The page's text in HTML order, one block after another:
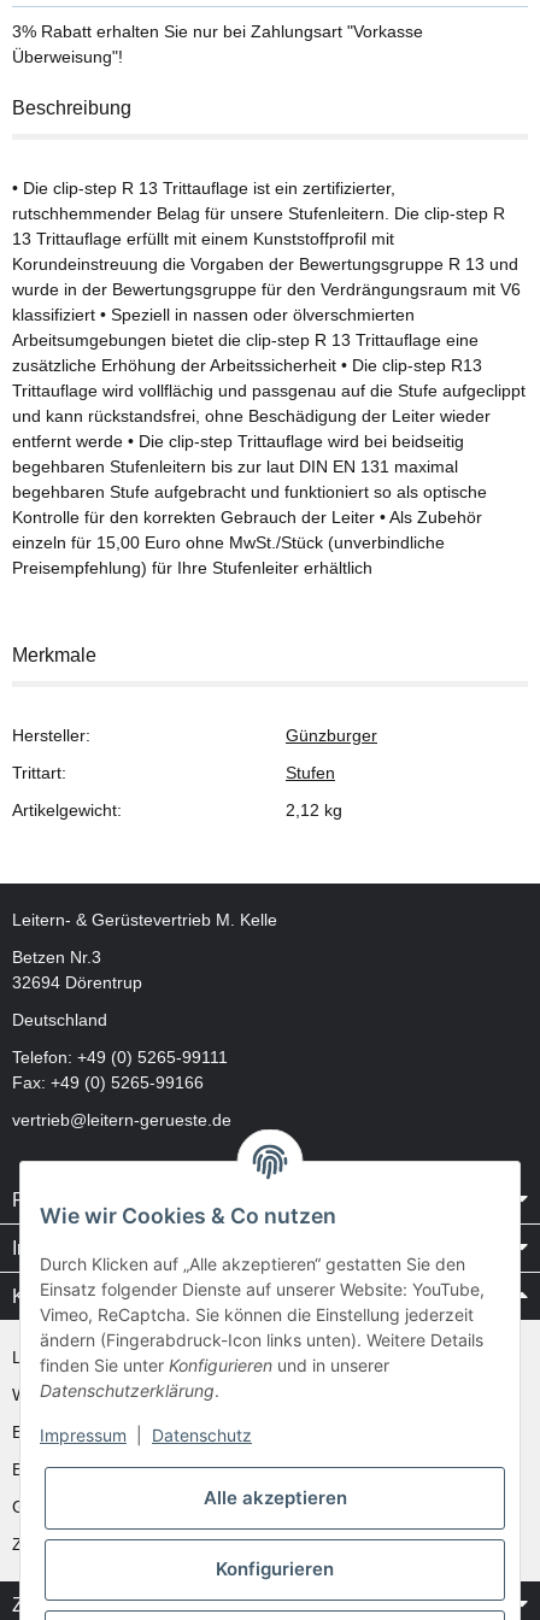
3% Rabatt erhalten Sie nur bei Zahlungsart "Vorkasse
Überweisung"!
Beschreibung
• Die clip-step R 13 Trittauflage ist ein zertifizierter,
rutschhemmender Belag für unsere Stufenleitern. Die clip-step R
13 Trittauflage erfüllt mit einem Kunststoffprofil mit
Korundeinstreuung die Vorgaben der Bewertungsgruppe R 13 und
wurde in der Bewertungsgruppe für den Verdrängungsraum mit V6
klassifiziert • Speziell in nassen oder ölverschmierten
Arbeitsumgebungen bietet die clip-step R 13 Trittauflage eine
zusätzliche Erhöhung der Arbeitssicherheit • Die clip-step R13
Trittauflage wird vollflächig und passgenau auf die Stufe aufgeclippt
und kann rückstandsfrei, ohne Beschädigung der Leiter wieder
entfernt werde • Die clip-step Trittauflage wird bei beidseitig
begehbaren Stufenleitern bis zur laut DIN EN 131 maximal
begehbaren Stufe aufgebracht und funktioniert so als optische
Kontrolle für den korrekten Gebrauch der Leiter • Als Zubehör
einzeln für 15,00 Euro ohne MwSt./Stück (unverbindliche
Preisempfehlung) für Ihre Stufenleiter erhältlich
Merkmale
Hersteller:
Günzburger
Trittart:
Stufen
Artikelgewicht:
2,12 kg
Leitern- & Gerüstevertrieb M. Kelle
Betzen Nr.3
32694 Dörentrup
Deutschland
Telefon: +49 (0) 5265-99111
Fax: +49 (0) 5265-99166
vertrieb@leitern-gerueste.de
Rechtliches
Informationen
Kataloge / Videos
Layher Videos und Downloads
WAKÜ
Ernst
Euroline
Günzburger
Zarges
Zahlung & Versand
Wie wir Cookies & Co nutzen
Durch Klicken auf „Alle akzeptieren“ gestatten Sie den
Einsatz folgender Dienste auf unserer Website: YouTube,
Vimeo, ReCaptcha. Sie können die Einstellung jederzeit
ändern (Fingerabdruck-Icon links unten). Weitere Details
finden Sie unter Konfigurieren und in unserer
Datenschutzerklärung.
Impressum Datenschutz
Alle akzeptieren
Konfigurieren